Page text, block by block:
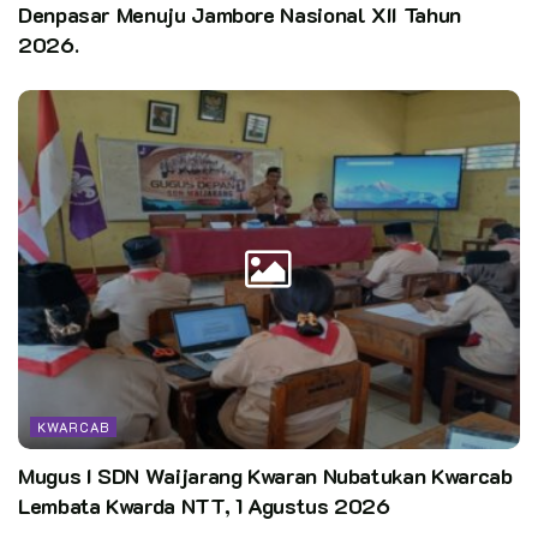
Denpasar Menuju Jambore Nasional XII Tahun
2026.
KWARCAB
Mugus I SDN Waijarang Kwaran Nubatukan Kwarcab
Lembata Kwarda NTT, 1 Agustus 2026